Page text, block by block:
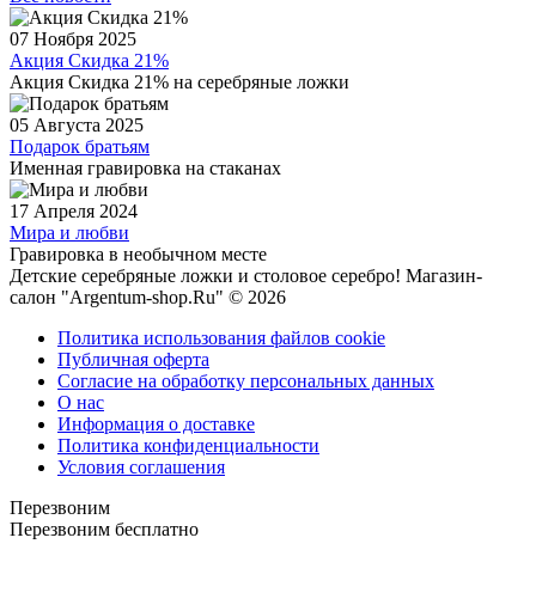
07 Ноября 2025
Акция Скидка 21%
Акция Скидка 21% на серебряные ложки
05 Августа 2025
Подарок братьям
Именная гравировка на стаканах
17 Апреля 2024
Мира и любви
Гравировка в необычном месте
Детские серебряные ложки и столовое серебро! Магазин-
салон "Argentum-shop.Ru" © 2026
Политика использования файлов cookie
Публичная оферта
Согласие на обработку персональных данных
О нас
Информация о доставке
Политика конфиденциальности
Условия соглашения
Перезвоним
Перезвоним бесплатно